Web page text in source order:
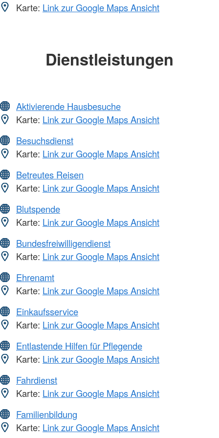
Karte: Link zur Google Maps Ansicht
Dienstleistungen
Aktivierende Hausbesuche
Karte: Link zur Google Maps Ansicht
Besuchsdienst
Karte: Link zur Google Maps Ansicht
Betreutes Reisen
Karte: Link zur Google Maps Ansicht
Blutspende
Karte: Link zur Google Maps Ansicht
Bundesfreiwilligendienst
Karte: Link zur Google Maps Ansicht
Ehrenamt
Karte: Link zur Google Maps Ansicht
Einkaufsservice
Karte: Link zur Google Maps Ansicht
Entlastende Hilfen für Pflegende
Karte: Link zur Google Maps Ansicht
Fahrdienst
Karte: Link zur Google Maps Ansicht
Familienbildung
Karte: Link zur Google Maps Ansicht